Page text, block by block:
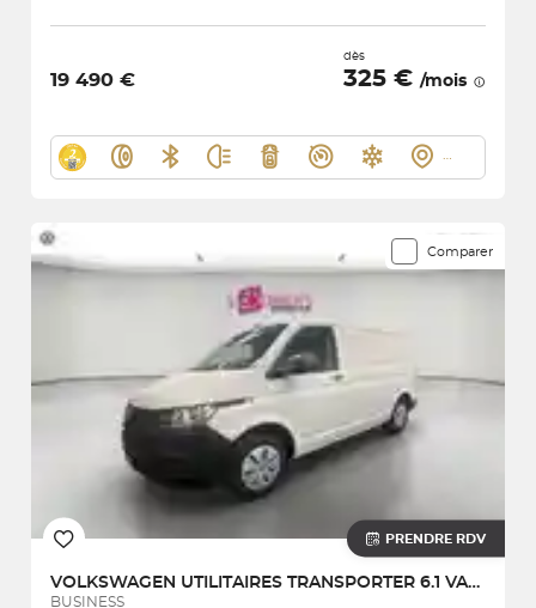
19 490 €
dès
325 € /mois
Comparer
PRENDRE RDV
VOLKSWAGEN UTILITAIRES TRANSPORTER 6.1 VAN L1H1 2.0 TDI 110 BVM5
BUSINESS